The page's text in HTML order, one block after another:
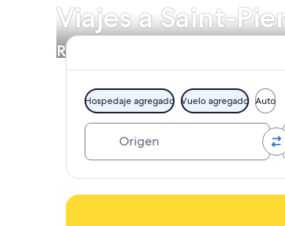
Viajes a Saint-
Reserva hotel y vuelo, o auto
Hospedaje agregado Vuelo agregado Auto